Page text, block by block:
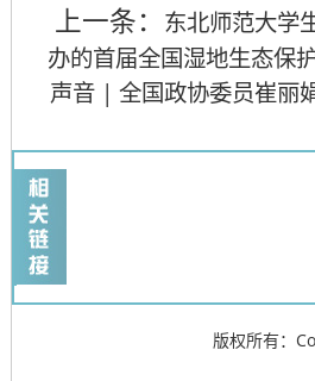
上一条： 东北师范大学
办的首届全国湿地生态保
声音 | 全国政协委员崔丽
版权所有：
实